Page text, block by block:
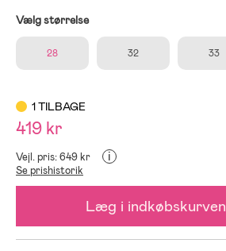
Vælg størrelse
28 32 33
1 TILBAGE
419 kr
Vejl. pris: 649 kr i
Se prishistorik
Læg i indkøbskurven